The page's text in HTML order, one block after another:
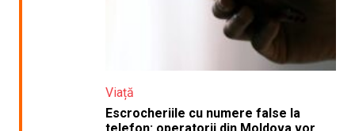
Viață
Escrocheriile cu numere false la
telefon: operatorii din Moldova vor